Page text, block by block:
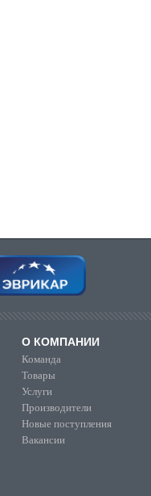
О КОМПАНИИ
Команда
Товары
Услуги
Производители
Новые поступления
Вакансии